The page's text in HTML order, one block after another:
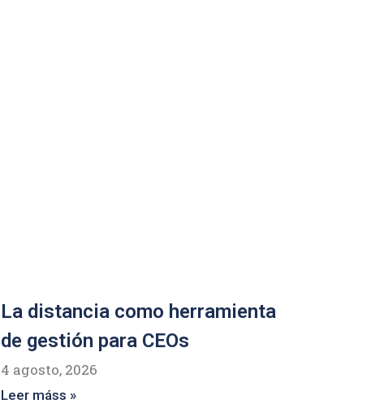
La distancia como herramienta
de gestión para CEOs
4 agosto, 2026
Leer máss »